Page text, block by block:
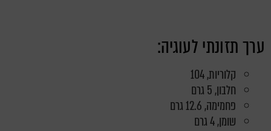
ערך תזונתי לעוגיה:
קלוריות, 104
חלבון, 5 גרם
פחמימה, 12.6 גרם
שומן, 4 גרם